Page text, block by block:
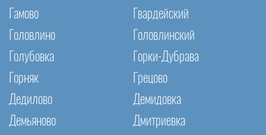
Гамово
Гвардейский
Головлино
Головлинский
Голубовка
Горки-Дубрава
Горняк
Грецово
Дедилово
Демидовка
Демьяново
Дмитриевка